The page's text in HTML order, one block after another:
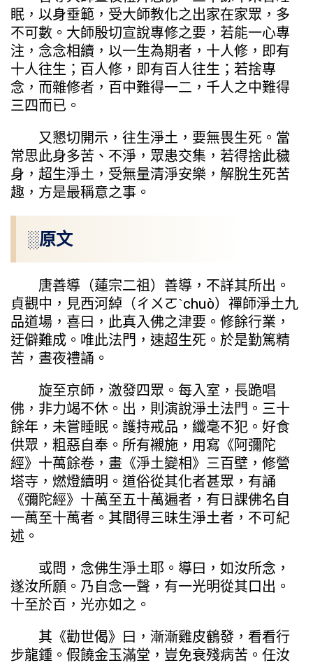
眠，以身垂範，受大師教化之出家在家眾，多
不可數。大師殷切宣說專修之要，若能一心專
注，念念相續，以一生為期者，十人修，即有
十人往生；百人修，即有百人往生；若捨專
念，而雜修者，百中難得一二，千人之中難得
三四而已。
又懇切開示，往生淨土，要無畏生死。當
常思此身多苦、不淨，眾患交集，若得捨此穢
身，超生淨土，受無量清淨安樂，解脫生死苦
趣，方是最稱意之事。
░原文
唐善導（蓮宗二祖）善導，不詳其所出。
貞觀中，見西河綽（ㄔㄨㄛˋchuò）禪師淨土九
品道場，喜曰，此真入佛之津要。修餘行業，
迂僻難成。唯此法門，速超生死。於是勤篤精
苦，晝夜禮誦。
旋至京師，激發四眾。每入室，長跪唱
佛，非力竭不休。出，則演說淨土法門。三十
餘年，未嘗睡眠。護持戒品，纖毫不犯。好食
供眾，粗惡自奉。所有襯施，用寫《阿彌陀
經》十萬餘卷，畫《淨土變相》三百壁，修營
塔寺，燃燈續明。道俗從其化者甚眾，有誦
《彌陀經》十萬至五十萬遍者，有日課佛名自
一萬至十萬者。其間得三昧生淨土者，不可紀
述。
或問，念佛生淨土耶。導曰，如汝所念，
遂汝所願。乃自念一聲，有一光明從其口出。
十至於百，光亦如之。
其《勸世偈》曰，漸漸雞皮鶴發，看看行
步龍鍾。假饒金玉滿堂，豈免衰殘病苦。任汝